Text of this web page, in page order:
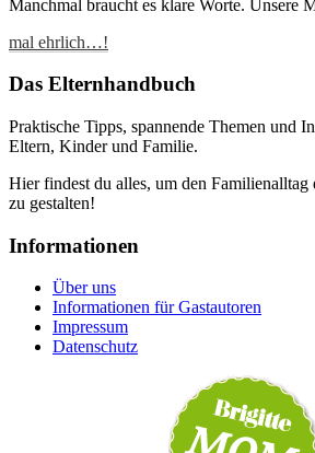
Manchmal braucht es klare Worte. Unsere
mal ehrlich…!
Das Elternhandbuch
Praktische Tipps, spannende Themen und
Eltern, Kinder und Familie.
Hier findest du alles, um den Familienalltag
zu gestalten!
Informationen
Über uns
Informationen für Gastautoren
Impressum
Datenschutz